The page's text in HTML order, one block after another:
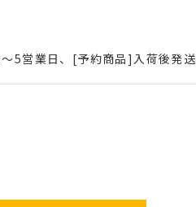
5営業日、[予約商品]入荷後発送